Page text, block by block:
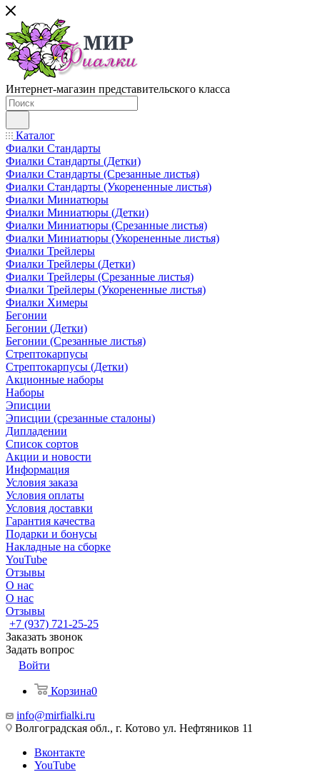
Интернет-магазин представительского класса
Каталог
Фиалки Стандарты
Фиалки Стандарты (Детки)
Фиалки Стандарты (Срезанные листья)
Фиалки Стандарты (Укорененные листья)
Фиалки Миниатюры
Фиалки Миниатюры (Детки)
Фиалки Миниатюры (Срезанные листья)
Фиалки Миниатюры (Укорененные листья)
Фиалки Трейлеры
Фиалки Трейлеры (Детки)
Фиалки Трейлеры (Срезанные листья)
Фиалки Трейлеры (Укорененные листья)
Фиалки Химеры
Бегонии
Бегонии (Детки)
Бегонии (Срезанные листья)
Стрептокарпусы
Стрептокарпусы (Детки)
Акционные наборы
Наборы
Эписции
Эписции (срезанные сталоны)
Дипладении
Список сортов
Акции и новости
Информация
Условия заказа
Условия оплаты
Условия доставки
Гарантия качества
Подарки и бонусы
Накладные на сборке
YouTube
Отзывы
О нас
О нас
Отзывы
+7 (937) 721-25-25
Заказать звонок
Задать вопрос
Войти
Корзина0
info@mirfialki.ru
Волгоградская обл., г. Котово ул. Нефтяников 11
Вконтакте
YouTube